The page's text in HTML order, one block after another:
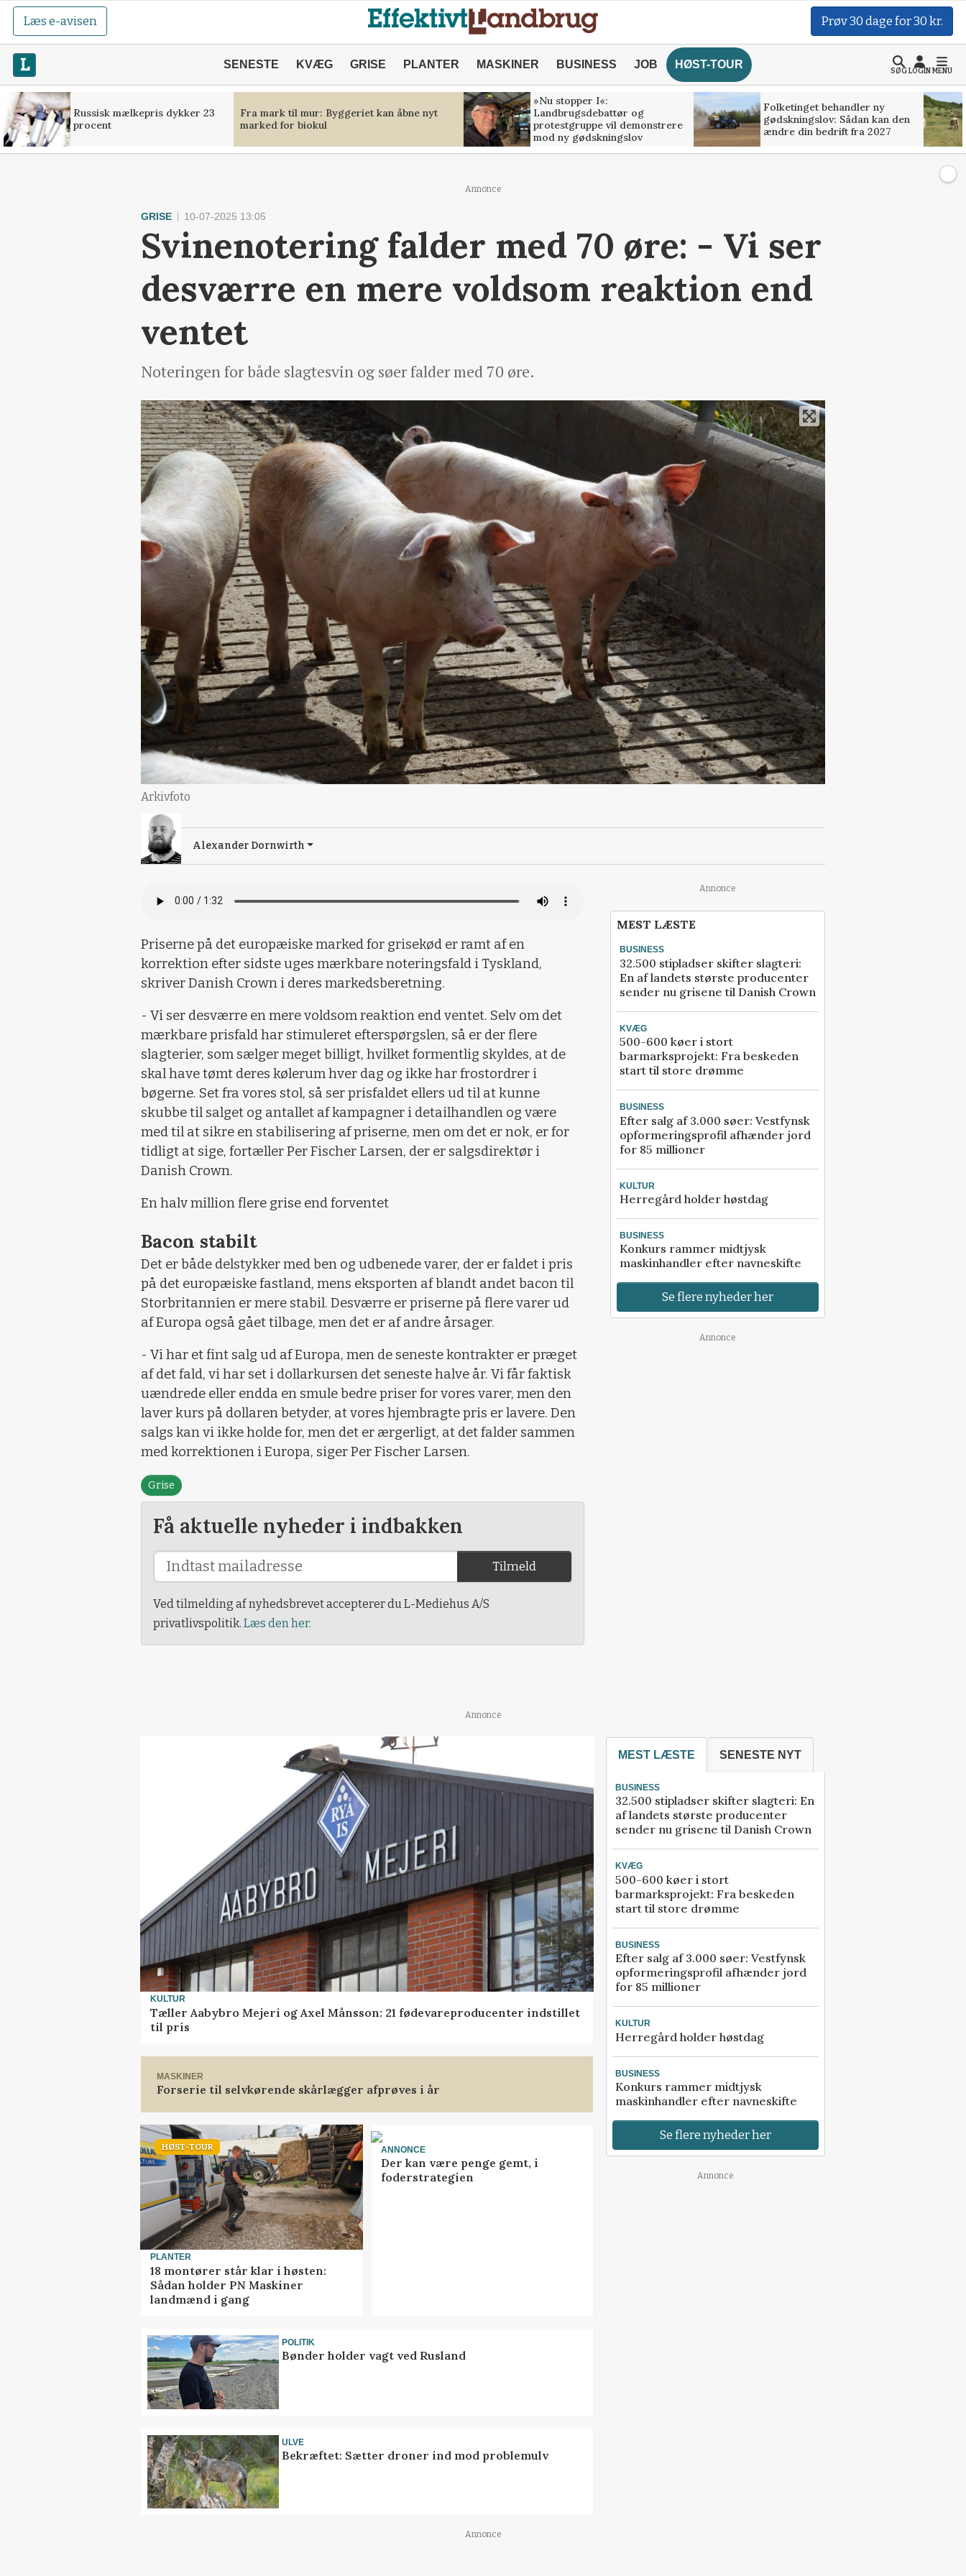
Læs e-avisen Prøv 30 dage for 30 kr.
SENESTE KVÆG GRISE PLANTER MASKINER BUSINESS JOB HØST-TOUR
SØGLOGINMENU
Russisk mælkepris dykker 23
procent
Fra mark til mur: Byggeriet kan åbne nyt
marked for biokul
»Nu stopper I«:
Landbrugsdebattør og
protestgruppe vil demonstrere
mod ny gødskningslov
Folketinget behandler ny
gødskningslov: Sådan kan den
ændre din bedrift fra 2027
Annonce
GRISE 10-07-2025 13:05
Svinenotering falder med 70 øre: - Vi ser
desværre en mere voldsom reaktion end
ventet
Noteringen for både slagtesvin og søer falder med 70 øre.
Arkivfoto
Alexander Dornwirth
Priserne på det europæiske marked for grisekød er ramt af en
korrektion efter sidste uges mærkbare noteringsfald i Tyskland,
skriver Danish Crown i deres markedsberetning.
- Vi ser desværre en mere voldsom reaktion end ventet. Selv om det
mærkbare prisfald har stimuleret efterspørgslen, så er der flere
slagterier, som sælger meget billigt, hvilket formentlig skyldes, at de
skal have tømt deres kølerum hver dag og ikke har frostordrer i
bøgerne. Set fra vores stol, så ser prisfaldet ellers ud til at kunne
skubbe til salget og antallet af kampagner i detailhandlen og være
med til at sikre en stabilisering af priserne, men om det er nok, er for
tidligt at sige, fortæller Per Fischer Larsen, der er salgsdirektør i
Danish Crown.
En halv million flere grise end forventet
Bacon stabilt
Det er både delstykker med ben og udbenede varer, der er faldet i pris
på det europæiske fastland, mens eksporten af blandt andet bacon til
Storbritannien er mere stabil. Desværre er priserne på flere varer ud
af Europa også gået tilbage, men det er af andre årsager.
- Vi har et fint salg ud af Europa, men de seneste kontrakter er præget
af det fald, vi har set i dollarkursen det seneste halve år. Vi får faktisk
uændrede eller endda en smule bedre priser for vores varer, men den
laver kurs på dollaren betyder, at vores hjembragte pris er lavere. Den
salgs kan vi ikke holde for, men det er ærgerligt, at det falder sammen
med korrektionen i Europa, siger Per Fischer Larsen.
Grise
Få aktuelle nyheder i indbakken
Tilmeld
Ved tilmelding af nyhedsbrevet accepterer du L-Mediehus A/S
privatlivspolitik. Læs den her.
Annonce
MEST LÆSTE
BUSINESS
32.500 stipladser skifter slagteri:
En af landets største producenter
sender nu grisene til Danish Crown
KVÆG
500-600 køer i stort
barmarksprojekt: Fra beskeden
start til store drømme
BUSINESS
Efter salg af 3.000 søer: Vestfynsk
opformeringsprofil afhænder jord
for 85 millioner
KULTUR
Herregård holder høstdag
BUSINESS
Konkurs rammer midtjysk
maskinhandler efter navneskifte
Se flere nyheder her
Annonce
Annonce
KULTUR
Tæller Aabybro Mejeri og Axel Månsson: 21 fødevareproducenter indstillet
til pris
MASKINER
Forserie til selvkørende skårlægger afprøves i år
HØST-TOUR
PLANTER
18 montører står klar i høsten:
Sådan holder PN Maskiner
landmænd i gang
ANNONCE
Der kan være penge gemt, i
foderstrategien
POLITIK
Bønder holder vagt ved Rusland
ULVE
Bekræftet: Sætter droner ind mod problemulv
MEST LÆSTE SENESTE NYT
BUSINESS
32.500 stipladser skifter slagteri: En
af landets største producenter
sender nu grisene til Danish Crown
KVÆG
500-600 køer i stort
barmarksprojekt: Fra beskeden
start til store drømme
BUSINESS
Efter salg af 3.000 søer: Vestfynsk
opformeringsprofil afhænder jord
for 85 millioner
KULTUR
Herregård holder høstdag
BUSINESS
Konkurs rammer midtjysk
maskinhandler efter navneskifte
Se flere nyheder her
Annonce
Annonce